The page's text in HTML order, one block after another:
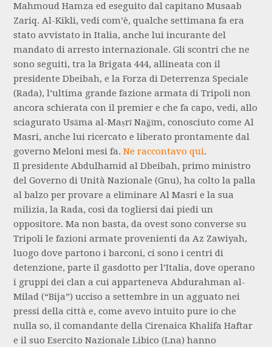
Mahmoud Hamza ed eseguito dal capitano Musaab
Zariq. Al-Kikli, vedi com’è, qualche settimana fa era
stato avvistato in Italia, anche lui incurante del
mandato di arresto internazionale. Gli scontri che ne
sono seguiti, tra la Brigata 444, allineata con il
presidente Dbeibah, e la Forza di Deterrenza Speciale
(Rada), l’ultima grande fazione armata di Tripoli non
ancora schierata con il premier e che fa capo, vedi, allo
sciagurato Usāma al-Maṣrī Nağīm, conosciuto come Al
Masri, anche lui ricercato e liberato prontamente dal
governo Meloni mesi fa.Ne raccontavo qui.
Il presidente Abdulhamid al Dbeibah, primo ministro
del Governo di Unità Nazionale (Gnu), ha colto la palla
al balzo per provare a eliminare Al Masri e la sua
milizia, la Rada, così da togliersi dai piedi un
oppositore. Ma non basta, da ovest sono converse su
Tripoli le fazioni armate provenienti da Az Zawiyah,
luogo dove partono i barconi, ci sono i centri di
detenzione, parte il gasdotto per l’Italia, dove operano
i gruppi dei clan a cui apparteneva Abdurahman al-
Milad (“Bija”) ucciso a settembre in un agguato nei
pressi della città e, come avevo intuito pure io che
nulla so, il comandante della Cirenaica Khalifa Haftar
e il suo Esercito Nazionale Libico (Lna) hanno